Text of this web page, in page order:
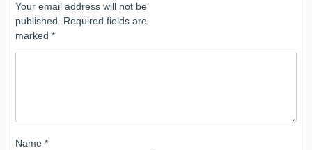
Your email address will not be
published. Required fields are
marked*
Name*